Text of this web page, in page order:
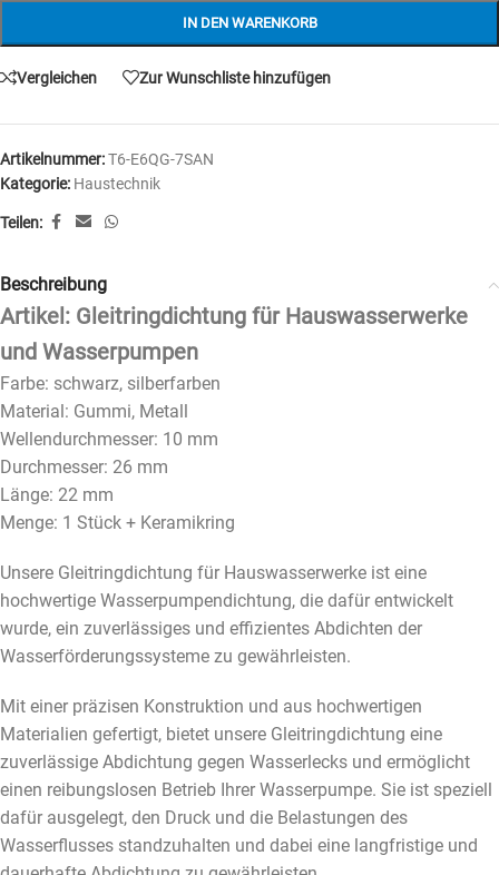
IN DEN WARENKORB
Vergleichen Zur Wunschliste hinzufügen
Artikelnummer:T6-E6QG-7SAN
Kategorie: Haustechnik
Teilen:
Beschreibung
Artikel: Gleitringdichtung für Hauswasserwerke
und Wasserpumpen
Farbe: schwarz, silberfarben
Material: Gummi, Metall
Wellendurchmesser: 10 mm
Durchmesser: 26 mm
Länge: 22 mm
Menge: 1 Stück + Keramikring
Unsere Gleitringdichtung für Hauswasserwerke ist eine
hochwertige Wasserpumpendichtung, die dafür entwickelt
wurde, ein zuverlässiges und effizientes Abdichten der
Wasserförderungssysteme zu gewährleisten.
Mit einer präzisen Konstruktion und aus hochwertigen
Materialien gefertigt, bietet unsere Gleitringdichtung eine
zuverlässige Abdichtung gegen Wasserlecks und ermöglicht
einen reibungslosen Betrieb Ihrer Wasserpumpe. Sie ist speziell
dafür ausgelegt, den Druck und die Belastungen des
Wasserflusses standzuhalten und dabei eine langfristige und